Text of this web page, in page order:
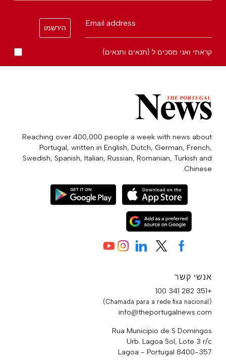
Email address
הירשמו
קראתי ואני מסכים ל {תנאים ותנאים}
Reaching over 400,000 people a week with news about
Portugal, written in English, Dutch, German, French,
Swedish, Spanish, Italian, Russian, Romanian, Turkish and
Chinese.
אנשי קשר
+351 282 341 100
(Chamada para a rede fixa nacional)
info@theportugalnews.com
Rua Municipio de S Domingos
Urb. Lagoa Sol, Lote 3 r/c
8400-357 Lagoa - Portugal